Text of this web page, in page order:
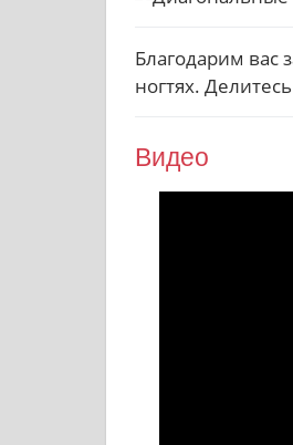
Благодарим вас
ногтях.
Видео